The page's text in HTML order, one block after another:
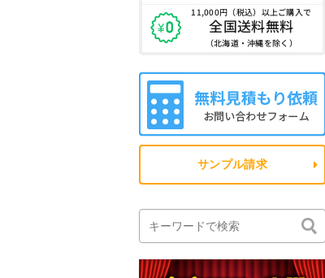
11,000円（税込） 以上ご購入で
全国送料無料
（北海道・沖縄を除く）
サンプル請求